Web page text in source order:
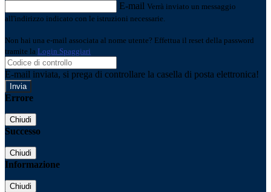
E-mail Verrà inviato un messaggio
all'indirizzo indicato con le istruzioni necessarie.
Non hai una e-mail associata al nome utente? Effettua il reset della password
tramite la Login Spaggiari
E-mail inviata, si prega di controllare la casella di posta elettronica!
Errore
Chiudi
Successo
Chiudi
Informazione
Chiudi